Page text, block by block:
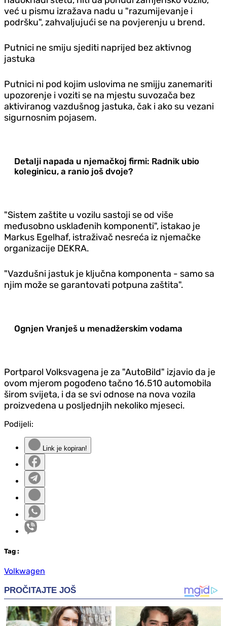
već u pismu izražava nadu u "razumijevanje i
podršku", zahvaljujući se na povjerenju u brend.
Putnici ne smiju sjediti naprijed bez aktivnog
jastuka
Putnici ni pod kojim uslovima ne smijju zanemariti
upozorenje i voziti se na mjestu suvozača bez
aktiviranog vazdušnog jastuka, čak i ako su vezani
sigurnosnim pojasem.
Detalji napada u njemačkoj firmi: Radnik ubio
koleginicu, a ranio još dvoje?
"Sistem zaštite u vozilu sastoji se od više
međusobno usklađenih komponenti", istakao je
Markus Egelhaf, istraživač nesreća iz njemačke
organizacije DEKRA.
"Vazdušni jastuk je ključna komponenta - samo sa
njim može se garantovati potpuna zaštita".
Ognjen Vranješ u menadžerskim vodama
Portparol Volksvagena je za "AutoBild" izjavio da je
ovom mjerom pogođeno tačno 16.510 automobila
širom svijeta, i da se svi odnose na nova vozila
proizvedena u posljednjih nekoliko mjeseci.
Podijeli:
Link je kopiran!
Tag :
Volkwagen